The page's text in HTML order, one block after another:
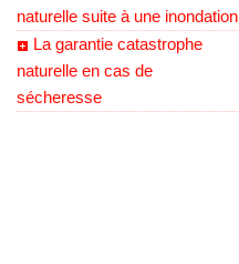
naturelle suite à une inondation
La garantie catastrophe
naturelle en cas de
sécheresse